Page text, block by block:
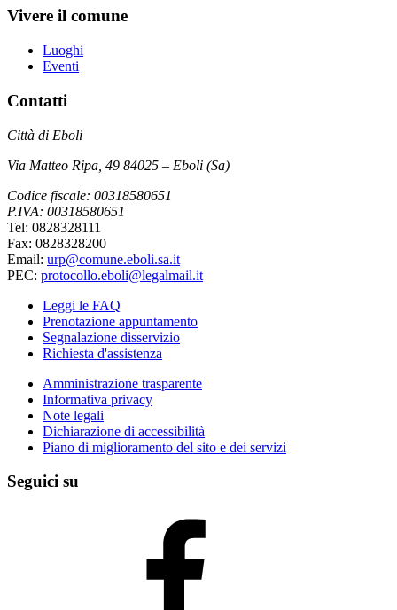
Vivere il comune
Luoghi
Eventi
Contatti
Città di Eboli
Via Matteo Ripa, 49 84025 – Eboli (Sa)
Codice fiscale: 00318580651
P.IVA: 00318580651
Tel: 0828328111
Fax: 0828328200
Email: urp@comune.eboli.sa.it
PEC: protocollo.eboli@legalmail.it
Leggi le FAQ
Prenotazione appuntamento
Segnalazione disservizio
Richiesta d'assistenza
Amministrazione trasparente
Informativa privacy
Note legali
Dichiarazione di accessibilità
Piano di miglioramento del sito e dei servizi
Seguici su